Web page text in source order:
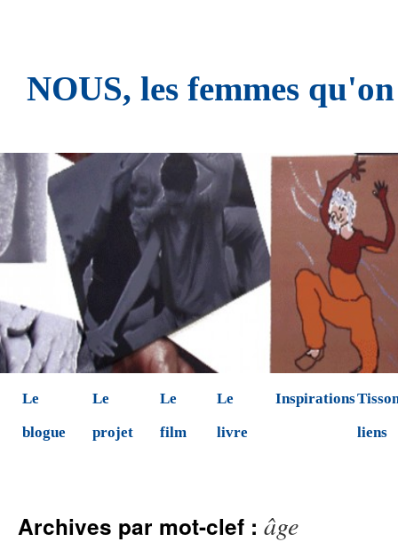
NOUS, les femmes
Le
blogue
Le
projet
Le
film
Le
livre
Inspirations
liens
Archives par mot-clef : âge